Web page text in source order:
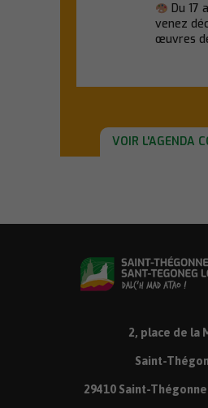
Du 17
venez
œuvres
VOIR L'AGENDA
2, place de la
Saint-
29410 Saint-